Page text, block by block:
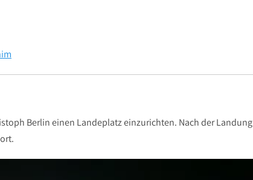
Berlin einen Landeplatz einzurichten. Nach der Landung